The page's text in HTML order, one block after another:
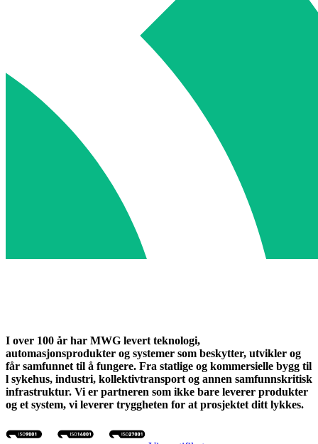
I over 100 år har MWG levert teknologi,
automasjonsprodukter og systemer som beskytter, utvikler og
får samfunnet til å fungere. Fra statlige og kommersielle bygg til
l sykehus, industri, kollektivtransport og annen samfunnskritisk
infrastruktur. Vi er partneren som ikke bare leverer produkter
og et system, vi leverer tryggheten for at prosjektet ditt lykkes.